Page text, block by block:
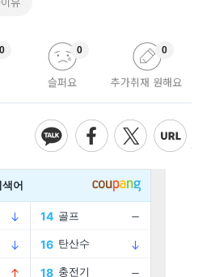
0
슬퍼요
0
추가취재 원해요
0